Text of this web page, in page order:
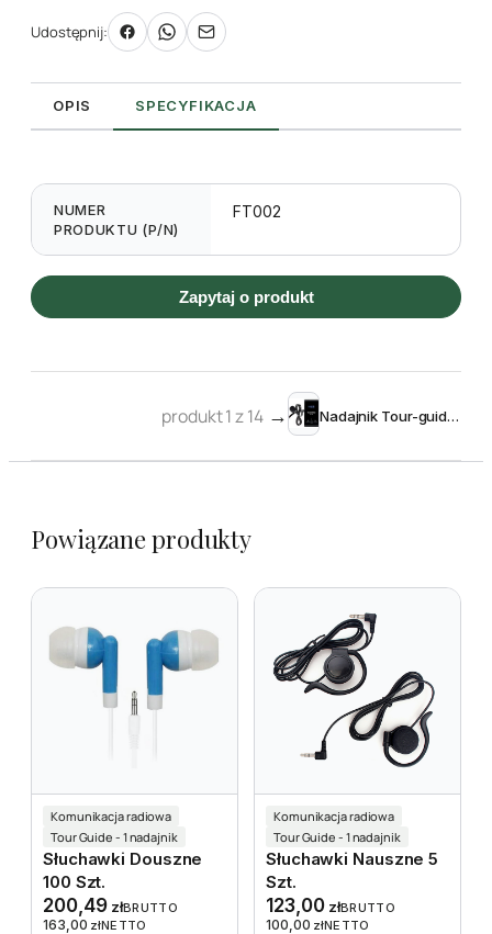
Udostępnij:
OPIS SPECYFIKACJA
NUMER
PRODUKTU (P/N)
FT002
Zapytaj o produkt
produkt 1 z 14 Nadajnik Tour-guide komplet
→
Powiązane produkty
Komunikacja radiowa
Tour Guide - 1 nadajnik
Słuchawki Douszne
100 Szt.
200,49 złBRUTTO
163,00 złNETTO
Komunikacja radiowa
Tour Guide - 1 nadajnik
Słuchawki Nauszne 5
Szt.
123,00 złBRUTTO
100,00 złNETTO